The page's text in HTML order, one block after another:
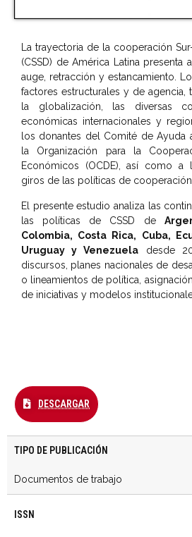
La trayectoria de la cooperación
(CSSD) de América Latina
auge, retracción y estancamiento.
factores estructurales y de
la globalización, las diversas
económicas internacionales y
los donantes del Comité de Ayuda
la Organización para la
Económicos (OCDE), así como a
giros de las políticas de
El presente estudio analiza las
las políticas de CSSD de
Colombia, Costa Rica, Cuba,
Uruguay y Venezuela desde
discursos, planes nacionales de
o lineamientos de política,
de iniciativas y modelos
DESCARGAR
TIPO DE PUBLICACIÓN
Documentos de trabajo
ISSN